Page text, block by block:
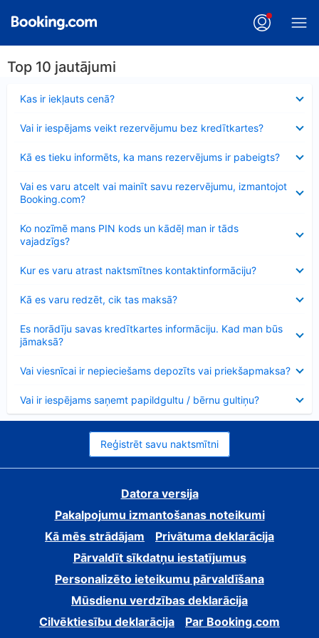
Top 10 jautājumi
Kas ir iekļauts cenā?
Vai ir iespējams veikt rezervējumu bez kredītkartes?
Kā es tieku informēts, ka mans rezervējums ir pabeigts?
Vai es varu atcelt vai mainīt savu rezervējumu, izmantojot
Booking.com?
Ko nozīmē mans PIN kods un kādēļ man ir tāds
vajadzīgs?
Kur es varu atrast naktsmītnes kontaktinformāciju?
Kā es varu redzēt, cik tas maksā?
Es norādīju savas kredītkartes informāciju. Kad man būs
jāmaksā?
Vai viesnīcai ir nepieciešams depozīts vai priekšapmaksa?
Vai ir iespējams saņemt papildgultu / bērnu gultiņu?
Reģistrēt savu naktsmītni
Datora versija
Pakalpojumu izmantošanas noteikumi
Kā mēs strādājam
Privātuma deklarācija
Pārvaldīt sīkdatņu iestatījumus
Personalizēto ieteikumu pārvaldīšana
Mūsdienu verdzības deklarācija
Cilvēktiesību deklarācija
Par Booking.com